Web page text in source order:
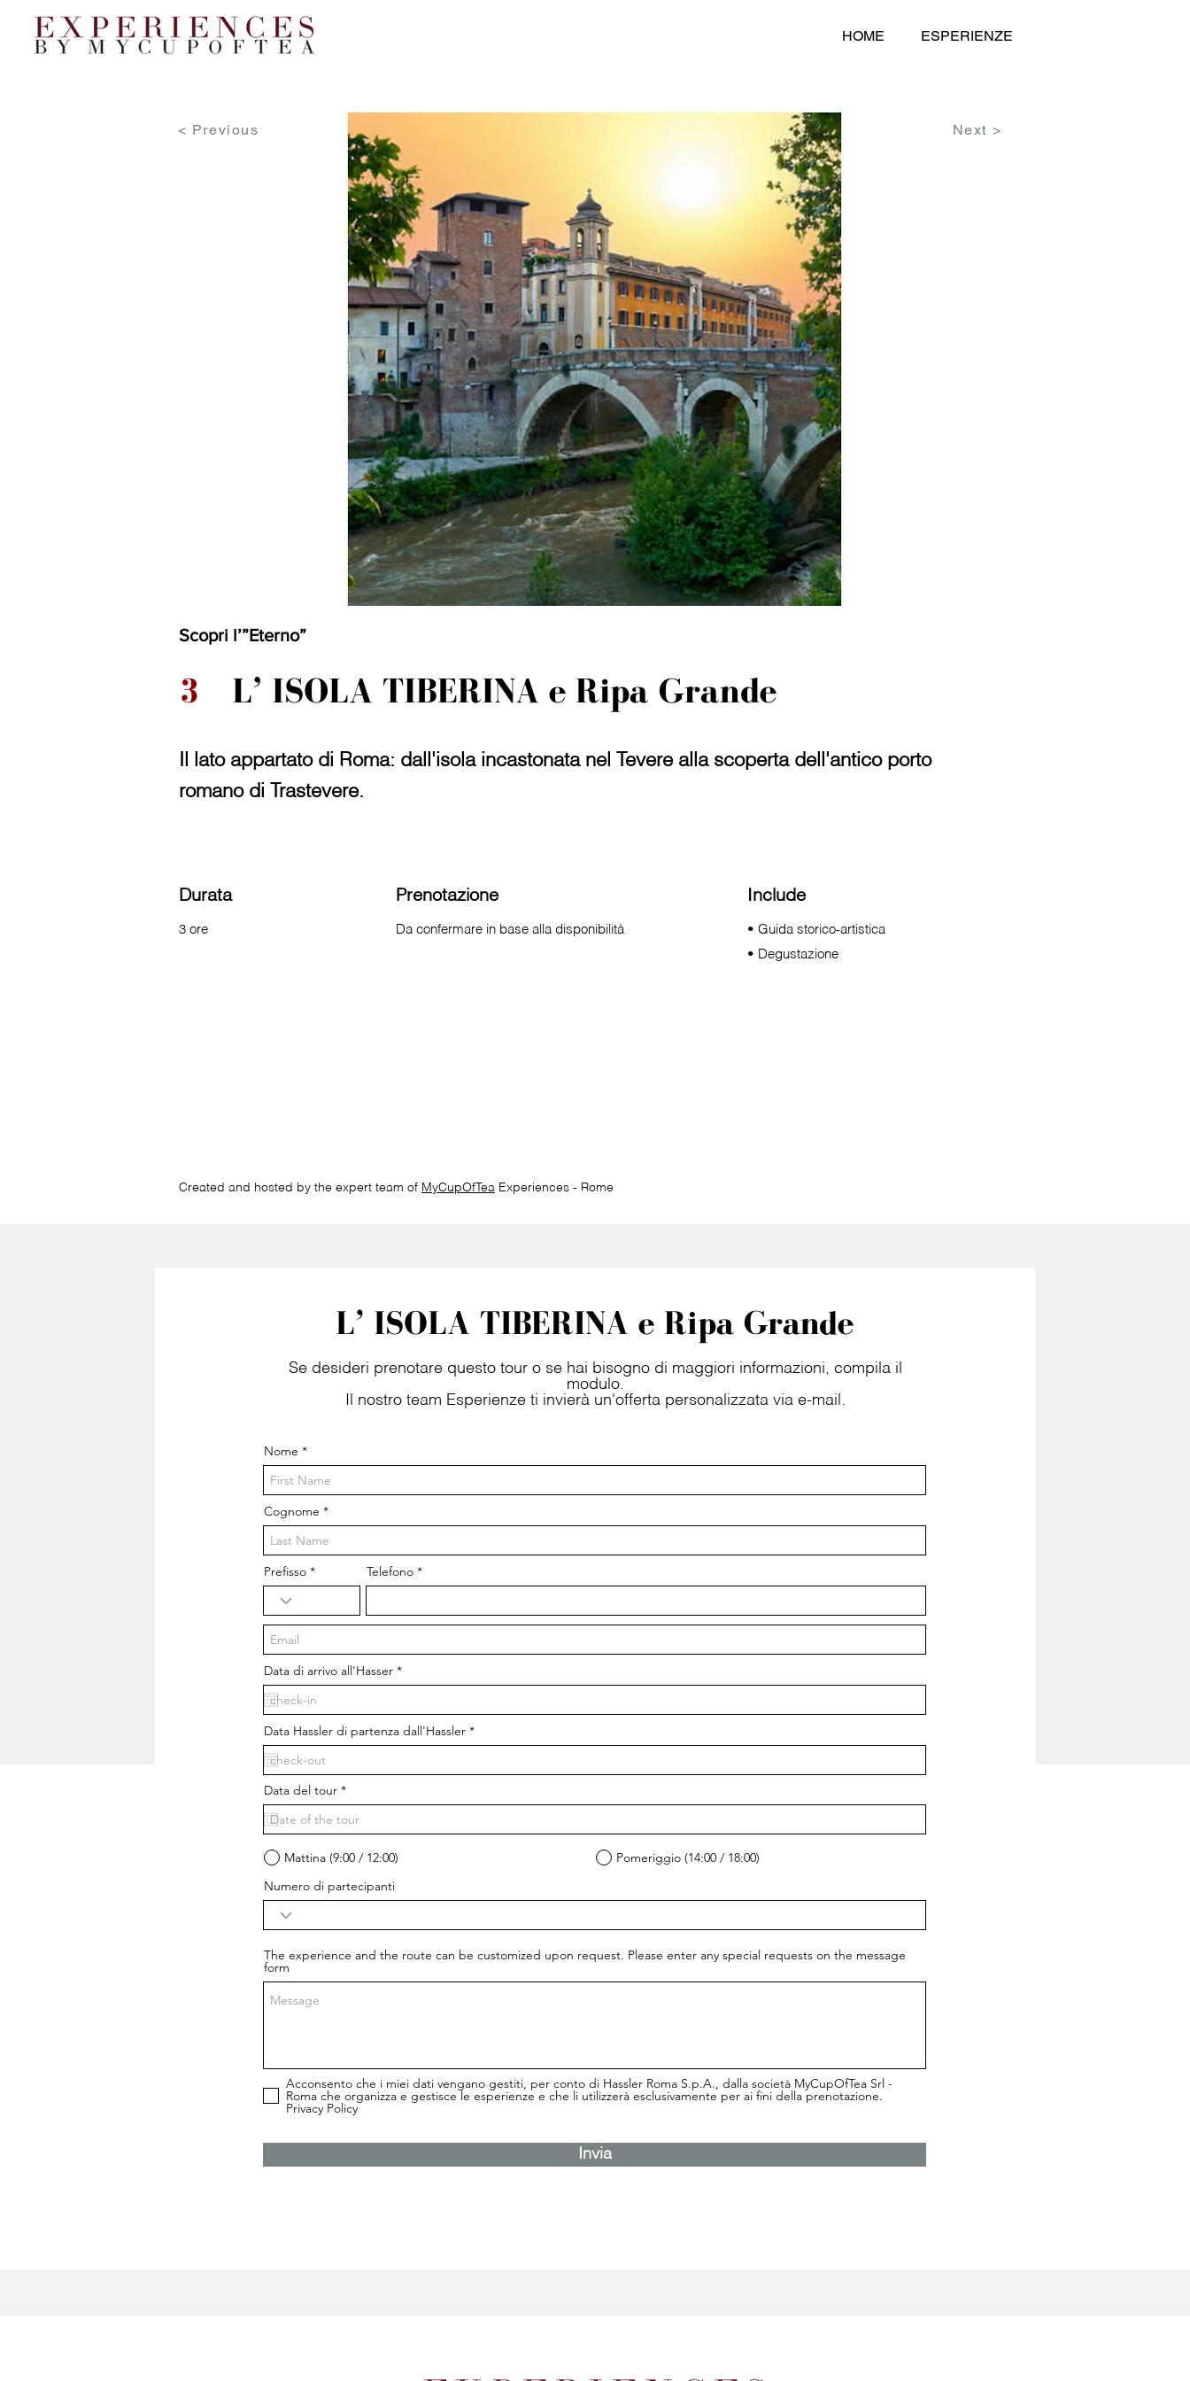
HOME ESPERIENZE
< Previous Next >
Scopri l’”Eterno”
3 L’ ISOLA TIBERINA e Ripa Grande
Il lato appartato di Roma: dall'isola incastonata nel Tevere alla scoperta dell'antico porto
romano di Trastevere.
Durata
3 ore
Prenotazione
Da confermare in base alla disponibilità
Include
• Guida storico-artistica
• Degustazione
Created and hosted by the expert team of MyCupOfTea Experiences - Rome
L’ ISOLA TIBERINA e Ripa Grande
Se desideri prenotare questo tour o se hai bisogno di maggiori informazioni, compila il
modulo.
Il nostro team Esperienze ti invierà un'offerta personalizzata via e-mail.
Nome
Cognome
Prefisso Telefono
Data di arrivo all'Hasser *r
e
i
r
e
Data Hassler di partenza dall'Hassler *r
e
i
e
Data del tour *r
e
u
i
r
e
Mattina (9:00 / 12:00)
Pomeriggio (14:00 / 18:00)
Numero di partecipanti
The experience and the route can be customized upon request. Please enter any special requests on the message
form
Acconsento che i miei dati vengano gestiti, per conto di Hassler Roma S.p.A., dalla società MyCupOfTea Srl -
Roma che organizza e gestisce le esperienze e che li utilizzerà esclusivamente per ai fini della prenotazione.
Privacy Policy
Invia